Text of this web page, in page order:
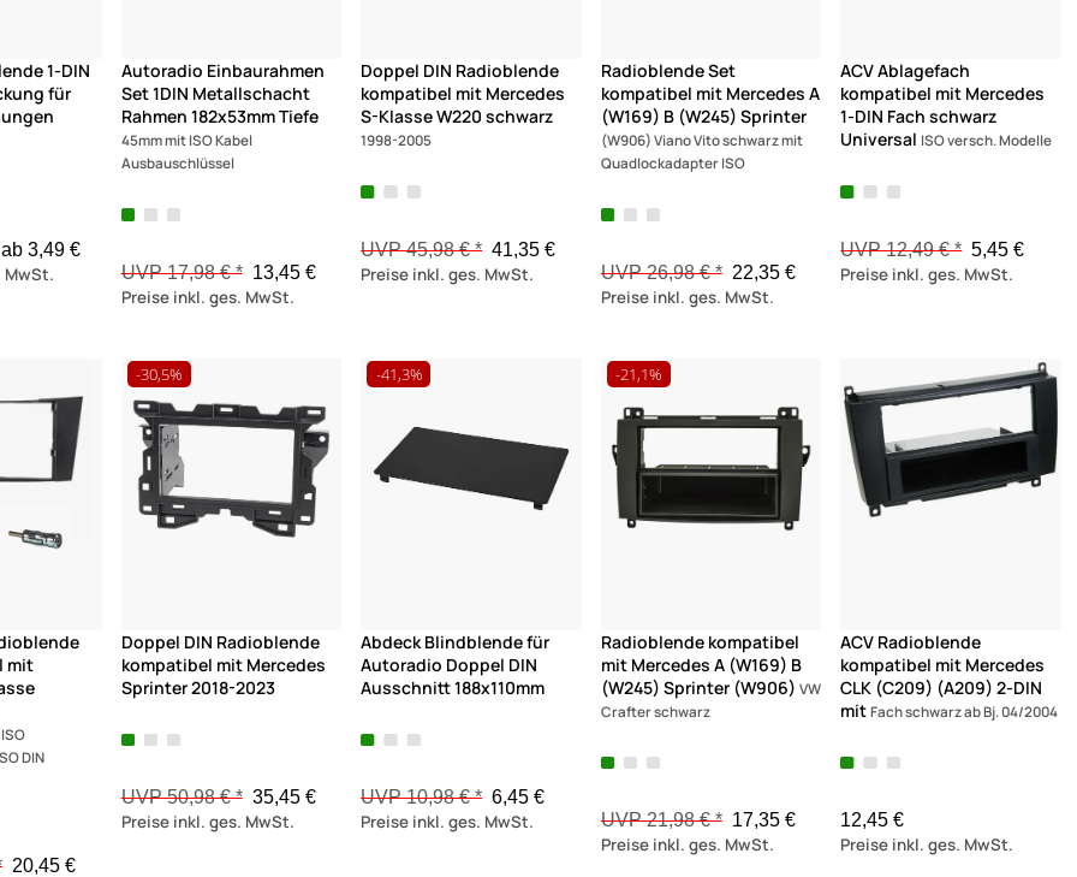
1-DIN
für
ab 3,49 €
MwSt.
Autoradio Einbaurahmen
Set 1DIN Metallschacht
Rahmen 182x53mm Tiefe
45mm mit ISO Kabel
Ausbauschlüssel
UVP 17,98 € *13,45 €
Preise inkl. ges. MwSt.
Doppel DIN Radioblende
kompatibel mit Mercedes
S-Klasse W220 schwarz
1998-2005
UVP 45,98 € *41,35 €
Preise inkl. ges. MwSt.
Radioblende Set
kompatibel mit Mercedes A
(W169) B (W245) Sprinter
(W906) Viano Vito schwarz mit
Quadlockadapter ISO
UVP 26,98 € *22,35 €
Preise inkl. ges. MwSt.
ACV Ablagefach
kompatibel mit Mercedes
1-DIN Fach schwarz
Universal ISO versch. Modelle
UVP 12,49 € *5,45 €
Preise inkl. ges. MwSt.
mit
DIN
20,45 €
Doppel DIN Radioblende
kompatibel mit Mercedes
Sprinter 2018-2023
UVP 50,98 € *35,45 €
-30,5%
Preise inkl. ges. MwSt.
Abdeck Blindblende für
Autoradio Doppel DIN
Ausschnitt 188x110mm
UVP 10,98 € *6,45 €
-41,3%
Preise inkl. ges. MwSt.
Radioblende kompatibel
mit Mercedes A (W169) B
(W245) Sprinter (W906) VW
Crafter schwarz
UVP 21,98 € *17,35 €
-21,1%
Preise inkl. ges. MwSt.
ACV Radioblende
kompatibel mit Mercedes
CLK (C209) (A209) 2-DIN
mit Fach schwarz ab Bj. 04/2004
12,45 €
Preise inkl. ges. MwSt.